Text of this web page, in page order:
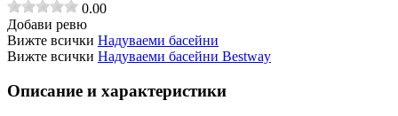
0.00
Добави ревю
Вижте всички Надуваеми басейни
Вижте всички Надуваеми басейни Bestway
Описание и характеристики